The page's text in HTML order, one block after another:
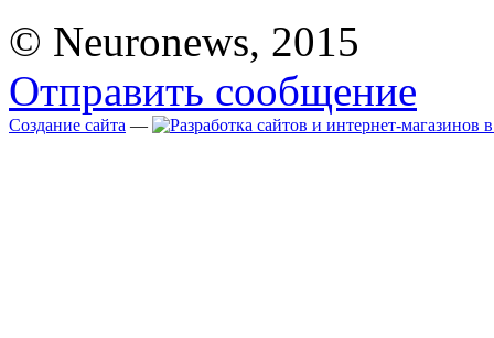
© Neuronews, 2015
Отправить сообщение
Создание сайта —